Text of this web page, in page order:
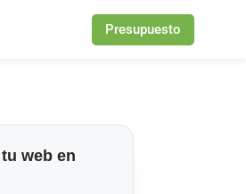
Presupuesto
web en